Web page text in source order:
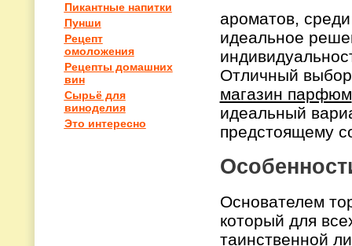
Пикантные напитки
Пунши
Рецепт
омоложения
Рецепты домашних
вин
Сырьё для
виноделия
Это интересно
ароматов,
идеальное
Отличный
магазин парфюм
идеальный
предстоящему
Основателем
который для
таинственной